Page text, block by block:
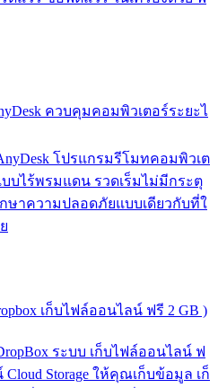
ควบคุมคอมพิวเตอร์ระยะไ
โปรแกรมรีโมทคอมพิวเต
บไร้พรมแดน รวดเร็มไม่มีกระตุ
าความปลอดภัยแบบเดียวกับที่ใ
เก็บไฟล์ออนไลน์ ฟรี 2 GB )
ระบบ เก็บไฟล์ออนไลน์ ฟ
Storage ให้คุณเก็บข้อมูล เก็